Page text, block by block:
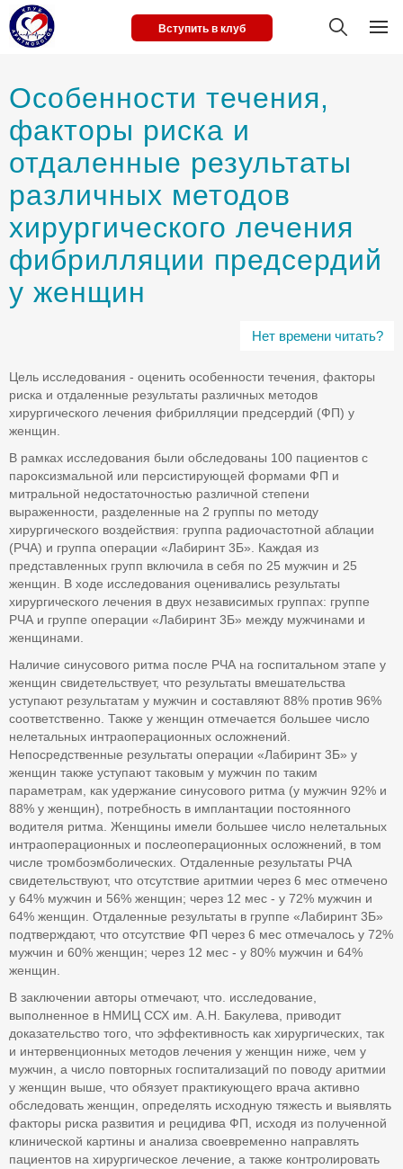
Вступить в клуб
Особенности течения,
факторы риска и
отдаленные результаты
различных методов
хирургического лечения
фибрилляции предсердий
у женщин
Нет времени читать?
Цель исследования - оценить особенности течения, факторы
риска и отдаленные результаты различных методов
хирургического лечения фибрилляции предсердий (ФП) у
женщин.
В рамках исследования были обследованы 100 пациентов с
пароксизмальной или персистирующей формами ФП и
митральной недостаточностью различной степени
выраженности, разделенные на 2 группы по методу
хирургического воздействия: группа радиочастотной аблации
(РЧА) и группа операции «Лабиринт 3Б». Каждая из
представленных групп включила в себя по 25 мужчин и 25
женщин. В ходе исследования оценивались результаты
хирургического лечения в двух независимых группах: группе
РЧА и группе операции «Лабиринт 3Б» между мужчинами и
женщинами.
Наличие синусового ритма после РЧА на госпитальном этапе у
женщин свидетельствует, что результаты вмешательства
уступают результатам у мужчин и составляют 88% против 96%
соответственно. Также у женщин отмечается большее число
нелетальных интраоперационных осложнений.
Непосредственные результаты операции «Лабиринт 3Б» у
женщин также уступают таковым у мужчин по таким
параметрам, как удержание синусового ритма (у мужчин 92% и
88% у женщин), потребность в имплантации постоянного
водителя ритма. Женщины имели большее число нелетальных
интраоперационных и послеоперационных осложнений, в том
числе тромбоэмболических. Отдаленные результаты РЧА
свидетельствуют, что отсутствие аритмии через 6 мес отмечено
у 64% мужчин и 56% женщин; через 12 мес - у 72% мужчин и
64% женщин. Отдаленные результаты в группе «Лабиринт 3Б»
подтверждают, что отсутствие ФП через 6 мес отмечалось у 72%
мужчин и 60% женщин; через 12 мес - у 80% мужчин и 64%
женщин.
В заключении авторы отмечают, что. исследование,
выполненное в НМИЦ ССХ им. А.Н. Бакулева, приводит
доказательство того, что эффективность как хирургических, так
и интервенционных методов лечения у женщин ниже, чем у
мужчин, а число повторных госпитализаций по поводу аритмии
у женщин выше, что обязует практикующего врача активно
обследовать женщин, определять исходную тяжесть и выявлять
факторы риска развития и рецидива ФП, исходя из полученной
клинической картины и анализа своевременно направлять
пациентов на хирургическое лечение, а также контролировать